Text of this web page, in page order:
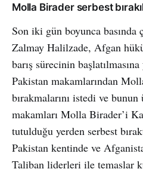
Molla Birader serbest
Son iki gün boyunca basında
Zalmay Halilzade, Afgan
barış sürecinin
Pakistan makamlarından
bırakmalarını istedi ve
makamları Molla Birader’i
tutulduğu yerden serbest
Pakistan kentinde ve
Taliban liderleri ile temaslar